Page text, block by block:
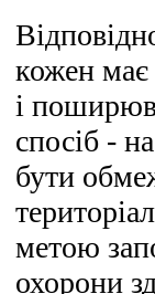
кожен має
і
спосіб -
бути
метою
охорони